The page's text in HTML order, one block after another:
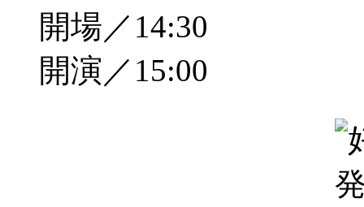
開場／14:30
開演／15:00